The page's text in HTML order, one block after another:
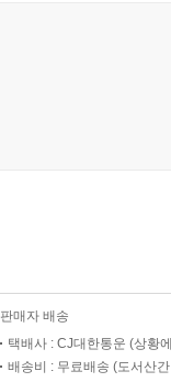
판매자 배송
택배사 : CJ대한통운 (상황
배송비 : 무료배송 (도서산